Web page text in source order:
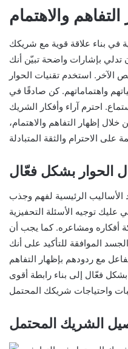
والاهتمام
في بناء علاقة قوية مع شريكك
بإشارات واضحة تبيّن أنك
استخدم تقنيات الحوار
واهتماماتهم. كن صادقًا في
احترم آراء وأفكار الشريك
إظهار التفاهم والاهتمام،
الحوار بشكل فعّال
الأساليب الرئيسية لفهم وجذب
توجيه الأسئلة التحفيزية
ومشاعره. كما يجب أن
الموافقة للتأكيد على أنك
مع ردودهم بإظهار التفاهم
بشكل فعّال إلى بناء رابطة أقوى
الشريك المحتمل